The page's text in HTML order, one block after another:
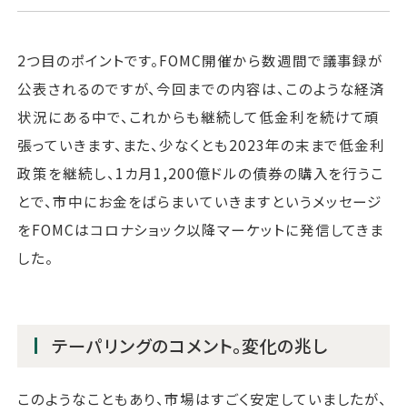
2つ目のポイントです。FOMC開催から数週間で議事録が
公表されるのですが、今回までの内容は、このような経済
状況にある中で、これからも継続して低金利を続けて頑
張っていきます、また、少なくとも2023年の末まで低金利
政策を継続し、1カ月1,200億ドルの債券の購入を行うこ
とで、市中にお金をばらまいていきますというメッセージ
をFOMCはコロナショック以降マーケットに発信してきま
した。
テーパリングのコメント。変化の兆し
このようなこともあり、市場はすごく安定していましたが、